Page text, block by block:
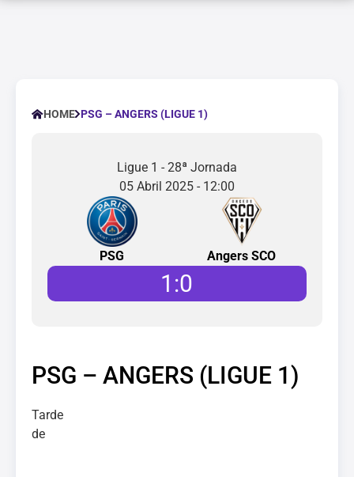
HOME PSG – ANGERS (LIGUE 1)
Ligue 1 - 28ª Jornada
05 Abril 2025 - 12:00
PSG Angers SCO
1 :0
PSG – ANGERS (LIGUE 1)
Tarde
de